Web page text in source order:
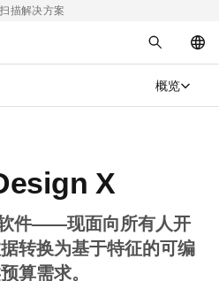
描解决方案
概览
X
件——现面向所有人开
转换为基于特征的可编
算需求。